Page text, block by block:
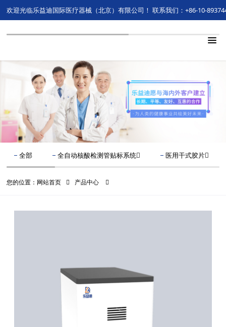
欢迎光临乐益迪国际医疗器械（北京）有限公司！ 联系我们：+86-10-
全部 全自动核酸检测管贴标系统 医用干式胶片
您的位置： 网站首页 产品中心